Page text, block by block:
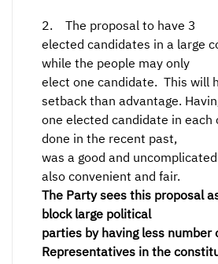
2. The proposal to have 3
elected candidates in a large
while the people may only
elect one candidate. This will
setback than advantage.
one elected candidate in each
done in the recent past,
was a good and
also convenient and fair.
The Party sees this proposal
block large political
parties by having less number
Representatives in the